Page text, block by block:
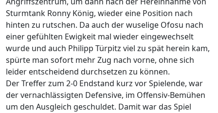
Sturmtank Ronny König, wieder eine Position nach
hinten zu rutschen. Da auch der wuselige Ofosu nach
einer gefühlten Ewigkeit mal wieder eingewechselt
wurde und auch Philipp Türpitz viel zu spät herein kam,
spürte man sofort mehr Zug nach vorne, ohne sich
leider entscheidend durchsetzen zu können.
Der Treffer zum 2-0 Endstand kurz vor Spielende, war
der vernachlässigten Defensive, im Offensiv-Bemühen
um den Ausgleich geschuldet. Damit war das Spiel